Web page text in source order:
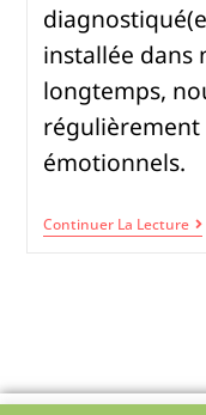
installée dans
longtemps,
régulièrement
émotionnels.
Continuer La Lecture